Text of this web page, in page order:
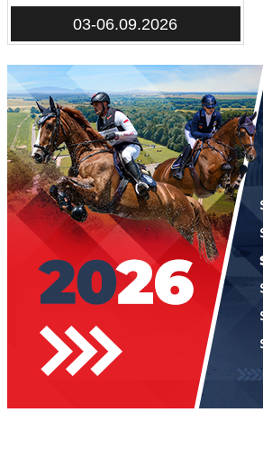
03-06.09.2026